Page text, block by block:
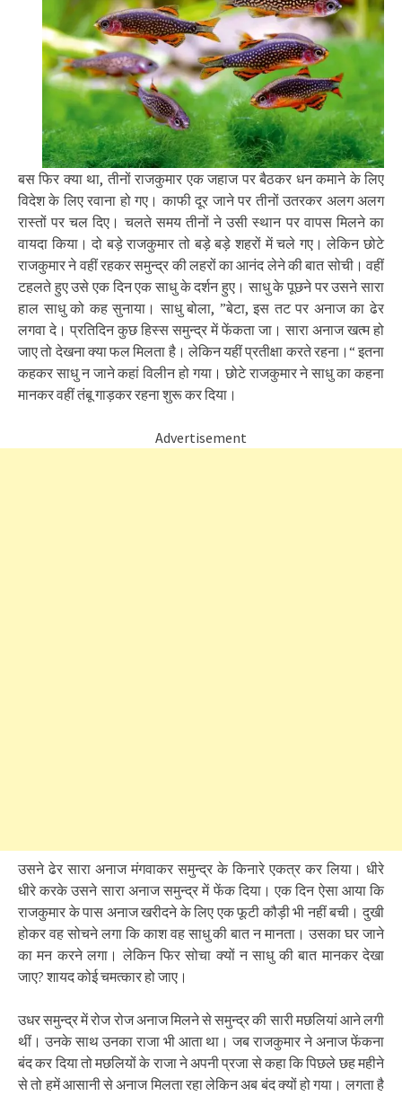
बस फिर क्या था, तीनों राजकुमार एक जहाज पर बैठकर धन कमाने के लिए
विदेश के लिए रवाना हो गए। काफी दूर जाने पर तीनों उतरकर अलग अलग
रास्तों पर चल दिए। चलते समय तीनों ने उसी स्थान पर वापस मिलने का
वायदा किया। दो बड़े राजकुमार तो बड़े बड़े शहरों में चले गए। लेकिन छोटे
राजकुमार ने वहीं रहकर समुन्द्र की लहरों का आनंद लेने की बात सोची। वहीं
टहलते हुए उसे एक दिन एक साधु के दर्शन हुए। साधु के पूछने पर उसने सारा
हाल साधु को कह सुनाया। साधु बोला, ”बेटा, इस तट पर अनाज का ढेर
लगवा दे। प्रतिदिन कुछ हिस्स समुन्द्र में फेंकता जा। सारा अनाज खत्म हो
जाए तो देखना क्या फल मिलता है। लेकिन यहीं प्रतीक्षा करते रहना।“ इतना
कहकर साधु न जाने कहां विलीन हो गया। छोटे राजकुमार ने साधु का कहना
मानकर वहीं तंबू गाड़कर रहना शुरू कर दिया।
Advertisement
उसने ढेर सारा अनाज मंगवाकर समुन्द्र के किनारे एकत्र कर लिया। धीरे
धीरे करके उसने सारा अनाज समुन्द्र में फेंक दिया। एक दिन ऐसा आया कि
राजकुमार के पास अनाज खरीदने के लिए एक फूटी कौड़ी भी नहीं बची। दुखी
होकर वह सोचने लगा कि काश वह साधु की बात न मानता। उसका घर जाने
का मन करने लगा। लेकिन फिर सोचा क्यों न साधु की बात मानकर देखा
जाए? शायद कोई चमत्कार हो जाए।
उधर समुन्द्र में रोज रोज अनाज मिलने से समुन्द्र की सारी मछलियां आने लगी
थीं। उनके साथ उनका राजा भी आता था। जब राजकुमार ने अनाज फेंकना
बंद कर दिया तो मछलियों के राजा ने अपनी प्रजा से कहा कि पिछले छह महीने
से तो हमें आसानी से अनाज मिलता रहा लेकिन अब बंद क्यों हो गया। लगता है